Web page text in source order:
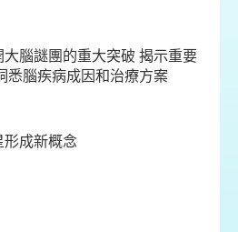
腦謎團的重大突破 揭示重要
悉腦疾病成因和治療方案
形成新概念